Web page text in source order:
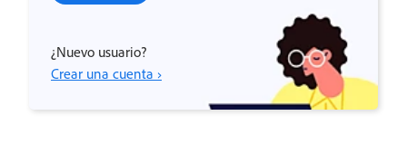
¿Nuevo usuario?
Crear una cuenta ›